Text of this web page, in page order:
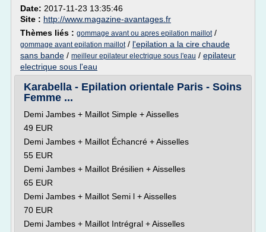
Date: 2017-11-23 13:35:46
Site : http://www.magazine-avantages.fr
Thèmes liés : gommage avant ou apres epilation maillot/
gommage avant epilation maillot/ l'epilation a la cire chaude
sans bande / meilleur epilateur electrique sous l'eau / epilateur
electrique sous l'eau
Karabella - Epilation orientale Paris - Soins
Femme ...
Demi Jambes + Maillot Simple + Aisselles
49 EUR
Demi Jambes + Maillot Échancré + Aisselles
55 EUR
Demi Jambes + Maillot Brésilien + Aisselles
65 EUR
Demi Jambes + Maillot Semi l + Aisselles
70 EUR
Demi Jambes + Maillot Intrégral + Aisselles